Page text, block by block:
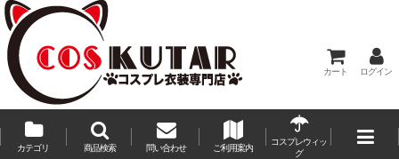
カート ログイン
カテゴリ 商品検索 問い合わせ ご利用案内
コスプレウィッ
グ